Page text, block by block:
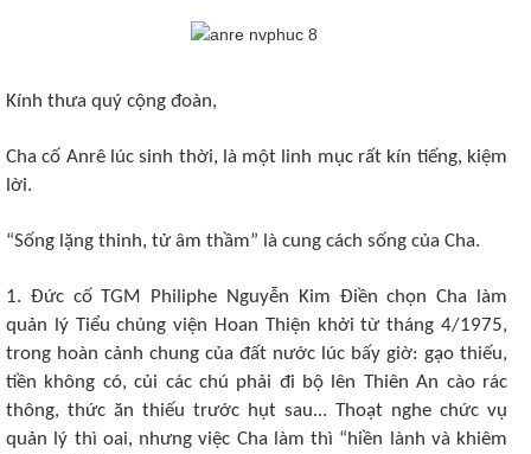
Kính thưa quý cộng đoàn,
Cha cố Anrê lúc sinh thời, là một linh mục rất kín tiếng, kiệm
lời.
“Sống lặng thinh, tử âm thầm” là cung cách sống của Cha.
1. Đức cố TGM Philiphe Nguyễn Kim Điền chọn Cha làm
quản lý Tiểu chủng viện Hoan Thiện khởi từ tháng 4/1975,
trong hoàn cảnh chung của đất nước lúc bấy giờ: gạo thiếu,
tiền không có, củi các chú phải đi bộ lên Thiên An cào rác
thông, thức ăn thiếu trước hụt sau... Thoạt nghe chức vụ
quản lý thì oai, nhưng việc Cha làm thì “hiền lành và khiêm